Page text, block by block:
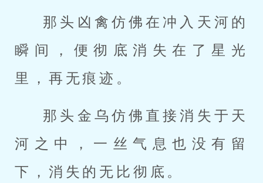
那头凶禽仿佛在冲入天河的
瞬间，便彻底消失在了星光
里，再无痕迹。
那头金乌仿佛直接消失于天
河之中，一丝气息也没有留
下，消失的无比彻底。